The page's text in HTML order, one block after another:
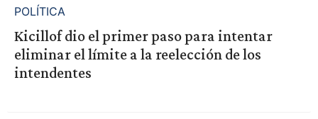
POLÍTICA
Kicillof dio el primer paso para intentar
eliminar el límite a la reelección de los
intendentes